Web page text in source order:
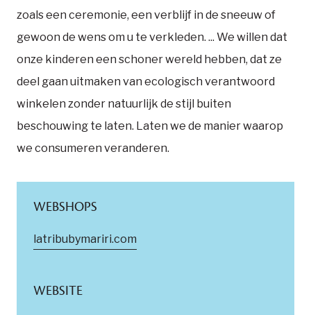
zoals een ceremonie, een verblijf in de sneeuw of
gewoon de wens om u te verkleden. ... We willen dat
onze kinderen een schoner wereld hebben, dat ze
deel gaan uitmaken van ecologisch verantwoord
winkelen zonder natuurlijk de stijl buiten
beschouwing te laten. Laten we de manier waarop
we consumeren veranderen.
WEBSHOPS
latribubymariri.com
WEBSITE